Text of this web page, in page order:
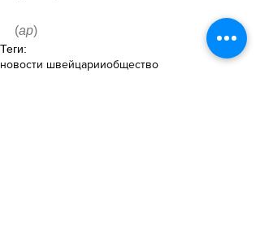
(ар)
Теги:
новости швейцарииобщество